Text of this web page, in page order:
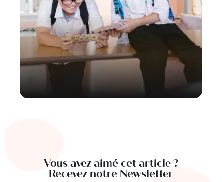
Vous avez aimé cet article ?
Recevez notre Newsletter